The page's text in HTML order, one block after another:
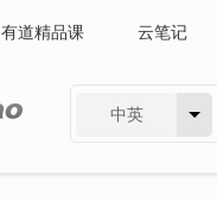
有道精品课 云笔记
中英